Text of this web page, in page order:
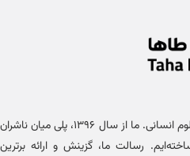
خانه کتاب طاها، مرجع تخصصی آثار علوم انسانی. ما از سال ۱۳۹۶، پلی میان ناشران
رسالت ما، گزینش و ارائه برترین